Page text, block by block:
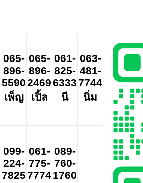
065-
896-
5590
เพ็ญ
065-
896-
2469
เปิ้ล
061-
825-
6333
นี
063-
481-
7744
นิ่ม
099-
224-
7825
061-
775-
7774
089-
760-
1760